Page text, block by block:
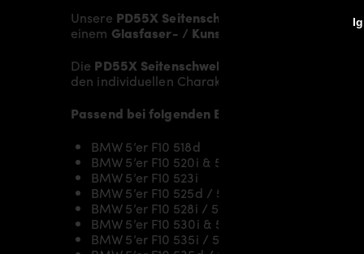
Unsere PD55X Seitenschweller
einem Glasfaser- / Kunststoffverbund
und
Die PD55X Seitenschweller für BMW 5’er F10/
den individuellen Charakter und einen gewissen
Passend bei folgenden BMW 5’er F10/F11
BMW 5’er F10 518d
BMW 5’er F10 520i & 520d & 520d xDrive
BMW 5’er F10 523i
BMW 5’er F10 525d / 525d xDrive
BMW 5’er F10 528i / 528i xDrive
BMW 5’er F10 530i & 530d & 530d xDrive
BMW 5’er F10 535i / 535i xDrive